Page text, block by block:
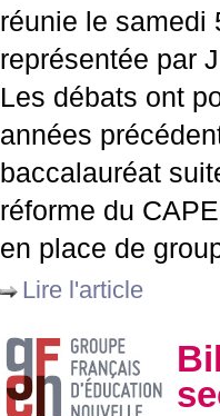
réunie le
représentée par
Les débats ont
années
baccalauréat
réforme du
en place de
Lire l'article